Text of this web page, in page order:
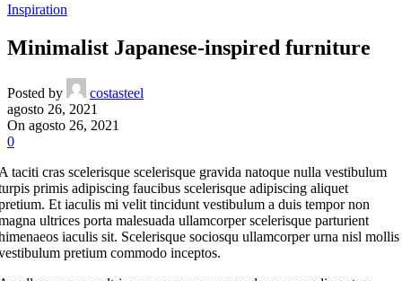
Inspiration
Minimalist Japanese-inspired furniture
Posted by
costasteel
agosto 26, 2021
On agosto 26, 2021
0
taciti cras scelerisque scelerisque gravida natoque nulla vestibulum
primis adipiscing faucibus scelerisque adipiscing aliquet
Et iaculis mi velit tincidunt vestibulum a duis tempor non
ultrices porta malesuada ullamcorper scelerisque parturient
iaculis sit. Scelerisque sociosqu ullamcorper urna nisl mollis
pretium commodo inceptos.